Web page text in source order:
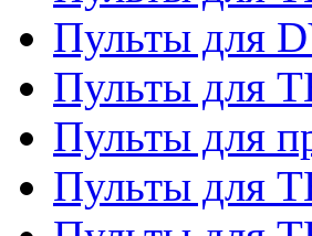
Пульты для
Пульты для
Пульты для
Пульты для